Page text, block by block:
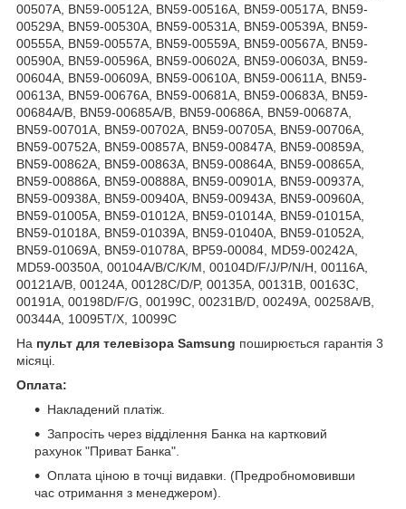
00507A, BN59-00512A, BN59-00516A, BN59-00517A, BN59-
00529A, BN59-00530A, BN59-00531A, BN59-00539A, BN59-
00555A, BN59-00557A, BN59-00559A, BN59-00567A, BN59-
00590A, BN59-00596A, BN59-00602A, BN59-00603A, BN59-
00604A, BN59-00609A, BN59-00610A, BN59-00611A, BN59-
00613A, BN59-00676A, BN59-00681A, BN59-00683A, BN59-
00684A/B, BN59-00685A/B, BN59-00686A, BN59-00687A,
BN59-00701A, BN59-00702A, BN59-00705A, BN59-00706A,
BN59-00752A, BN59-00857A, BN59-00847A, BN59-00859A,
BN59-00862A, BN59-00863A, BN59-00864A, BN59-00865A,
BN59-00886A, BN59-00888A, BN59-00901A, BN59-00937A,
BN59-00938A, BN59-00940A, BN59-00943A, BN59-00960A,
BN59-01005A, BN59-01012A, BN59-01014A, BN59-01015A,
BN59-01018A, BN59-01039A, BN59-01040A, BN59-01052A,
BN59-01069A, BN59-01078A, BP59-00084, MD59-00242A,
MD59-00350A, 00104A/B/C/K/M, 00104D/F/J/P/N/H, 00116A,
00121A/B, 00124A, 00128C/D/P, 00135A, 00131B, 00163C,
00191A, 00198D/F/G, 00199C, 00231B/D, 00249A, 00258A/B,
00344A, 10095T/X, 10099C
На пульт для телевізора Samsung поширюється гарантія 3
місяці.
Оплата:
Накладений платіж.
Запросіть через відділення Банка на картковий
рахунок "Приват Банка".
Оплата ціною в точці видавки. (Предробномовивши
час отримання з менеджером).